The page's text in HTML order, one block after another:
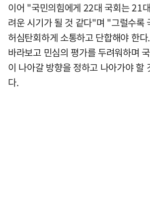
이어 "국민의힘에게 22대 국회는 21
려운 시기가 될 것 같다"며 "그럴수록
허심탄회하게 소통하고 단합해야 한
바라보고 민심의 평가를 두려워하며
이 나아갈 방향을 정하고 나아가야 할
다.